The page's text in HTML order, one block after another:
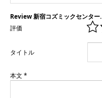
Review 新宿コズミックセンター.
評価
タイトル
本文 *